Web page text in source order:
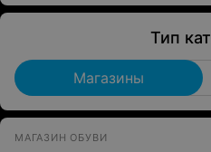
Тип
Магазины
МАГАЗИН ОБУВИ